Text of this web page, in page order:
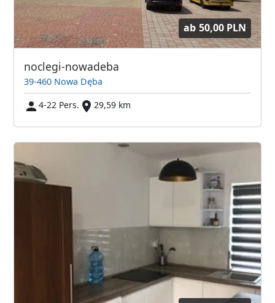
ab 50,00 PLN
noclegi-nowadeba
39-460 Nowa Dęba
4-22 Pers.
29,59 km